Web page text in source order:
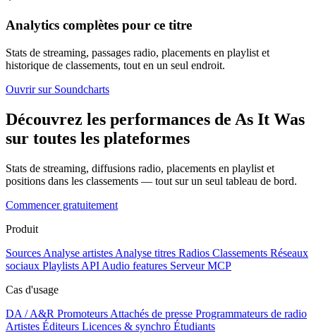
Analytics complètes pour ce titre
Stats de streaming, passages radio, placements en playlist et
historique de classements, tout en un seul endroit.
Ouvrir sur Soundcharts
Découvrez les performances de As It Was
sur toutes les plateformes
Stats de streaming, diffusions radio, placements en playlist et
positions dans les classements — tout sur un seul tableau de bord.
Commencer gratuitement
Produit
Sources Analyse artistes Analyse titres Radios Classements Réseaux
sociaux Playlists API Audio features Serveur MCP
Cas d'usage
DA / A&R Promoteurs Attachés de presse Programmateurs de radio
Artistes Éditeurs Licences & synchro Étudiants